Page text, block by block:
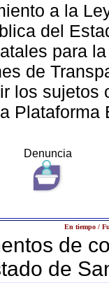
a la
del
para
de
los sujetos
Plataforma
Denuncia
En tiempo /
de
de